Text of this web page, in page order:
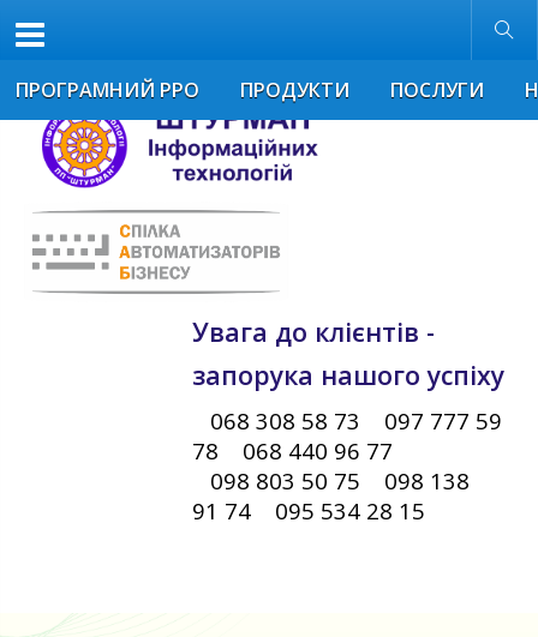
Розмір шрифта Звичайна версія
Увага до клієнтів -
запорука нашого успіху
068 308 58 73 097 777 59
78 068 440 96 77
098 803 50 75 098 138
91 74 095 534 28 15
ПРОГРАМНИЙ РРО ПРОДУКТИ ПОСЛУГИ